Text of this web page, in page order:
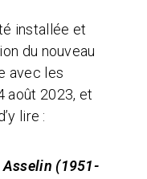
installée et
du nouveau
avec les
août 2023, et
lire :
Asselin (1951-